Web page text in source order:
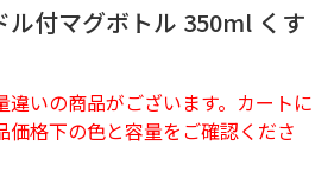
ル付マグボトル 350ml くす
違いの商品がございます。カートに
価格下の色と容量をご確認くださ